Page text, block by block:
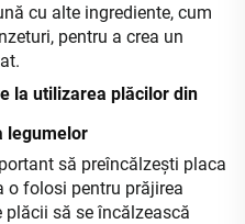
cu alte ingrediente, cum
pentru a crea un
la utilizarea plăcilor din
legumelor
să preîncălzești placa
o folosi pentru prăjirea
plăcii să se încălzească